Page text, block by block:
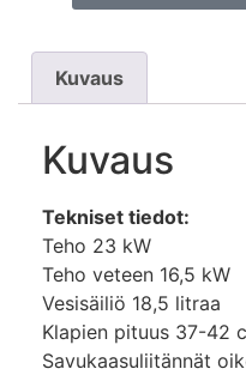
Kuvaus
Kuvaus
Tekniset tiedot:
Teho 23 kW
Teho veteen 16,5 kW
Vesisäiliö 18,5 litraa
Klapien pituus 37-42
Savukaasuliitännät